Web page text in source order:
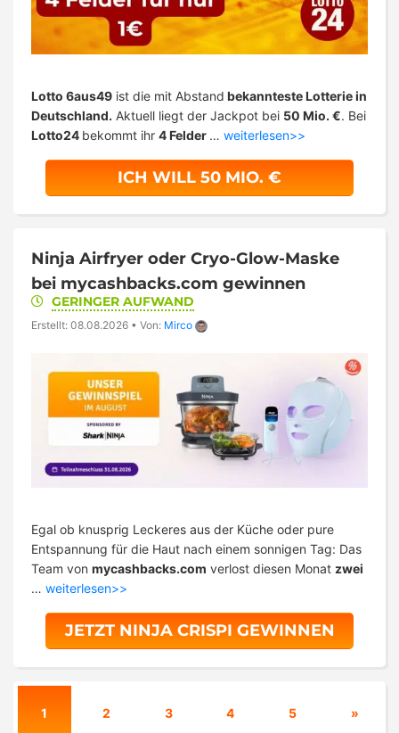
Lotto 6aus49 ist die mit Abstand bekannteste Lotterie in
Deutschland. Aktuell liegt der Jackpot bei 50 Mio. €. Bei
Lotto24 bekommt ihr 4 Felder … weiterlesen>>
ICH WILL 50 MIO. €
Ninja Airfryer oder Cryo-Glow-Maske
bei mycashbacks.com gewinnen
GERINGER AUFWAND
Erstellt: 08.08.2026 • Von: Mirco
Egal ob knusprig Leckeres aus der Küche oder pure
Entspannung für die Haut nach einem sonnigen Tag: Das
Team von mycashbacks.com verlost diesen Monat zwei
… weiterlesen>>
JETZT NINJA CRISPI GEWINNEN
1 2 3 4 5 »